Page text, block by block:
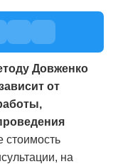
Довженко
от
стоимость
на